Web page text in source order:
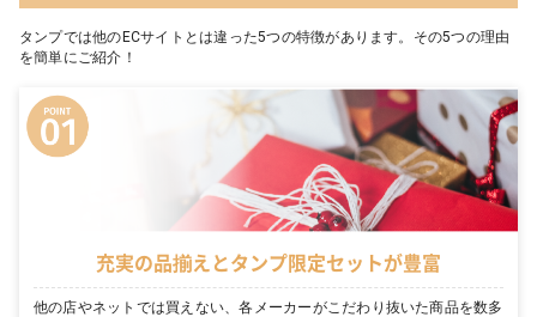
タンプでは他のECサイトとは違った5つの特徴があります。その5つの理由
を簡単にご紹介！
充実の品揃えとタンプ限定セットが豊富
他の店やネットでは買えない、各メーカーがこだわり抜いた商品を数多